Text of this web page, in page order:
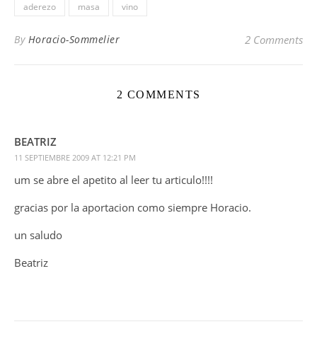
aderezo masa vino
By Horacio-Sommelier 2 Comments
2 COMMENTS
BEATRIZ
11 SEPTIEMBRE 2009 AT 12:21 PM
um se abre el apetito al leer tu articulo!!!!
gracias por la aportacion como siempre Horacio.
un saludo
Beatriz